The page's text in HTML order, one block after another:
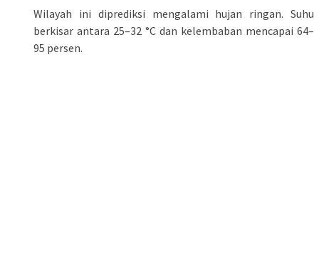
Wilayah ini diprediksi mengalami hujan ringan. Suhu
berkisar antara 25–32 °C dan kelembaban mencapai 64–
95 persen.